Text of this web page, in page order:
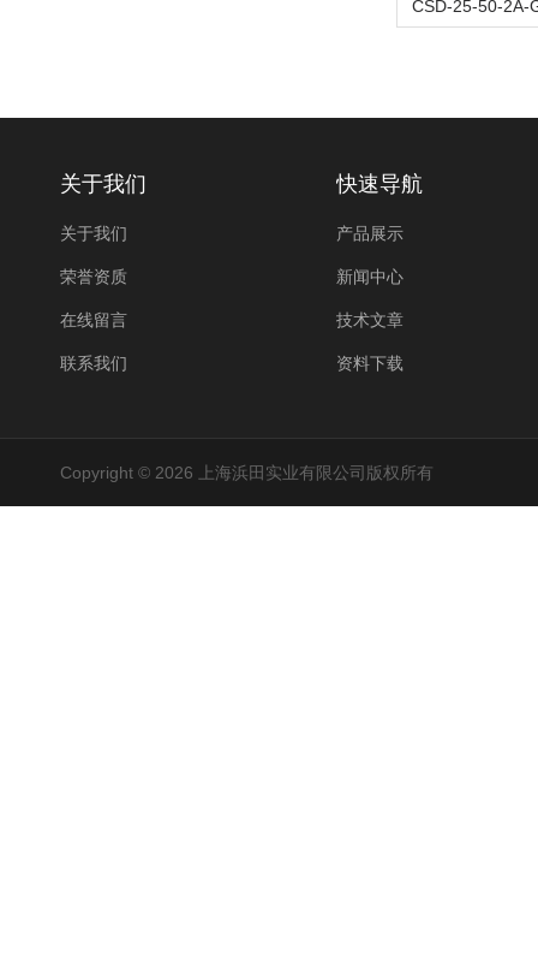
关于我们
关于我们
荣誉资质
在线留言
联系我们
快速导航
产品展示
新闻中心
技术文章
资料下载
Copyright © 2026 上海浜田实业有限公司版权所有